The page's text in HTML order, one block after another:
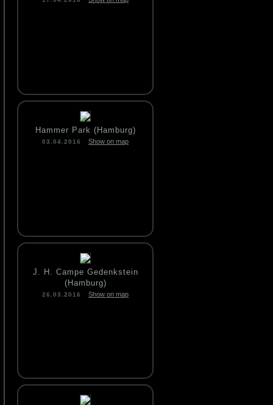
Hammer Park (Hamburg)
03.04.2016 Show on map
J. H. Campe Gedenkstein
(Hamburg)
26.03.2016 Show on map